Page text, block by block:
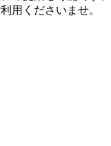
用くださいませ。